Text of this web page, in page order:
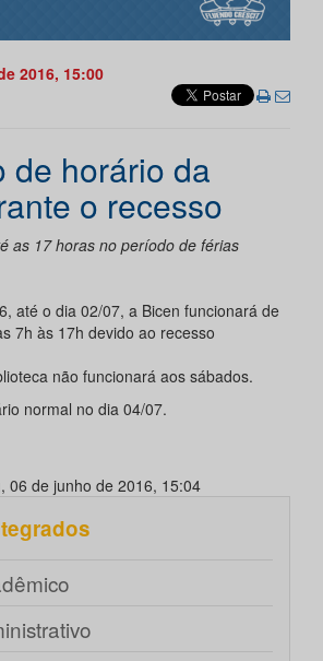
2016, 15:00
de horário da
o recesso
as 17 horas no período de férias
até o dia 02/07, a Bicen funcionará de
7h às 17h devido ao recesso
não funcionará aos sábados.
normal no dia 04/07.
06 de junho de 2016, 15:04